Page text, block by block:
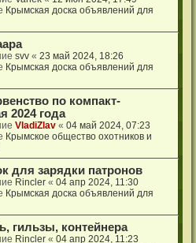
Крымская доска объявлений для
svv «23 май 2024, 18:26
Крымская доска объявлений для
по компакт-
2024 года
VladiZlav «04 май 2024, 07:23
Крымское общество охотников и
для зарядки патронов
Rincler «04 апр 2024, 11:30
Крымская доска объявлений для
гильзы, контейнера
Rincler «04 апр 2024, 11:23